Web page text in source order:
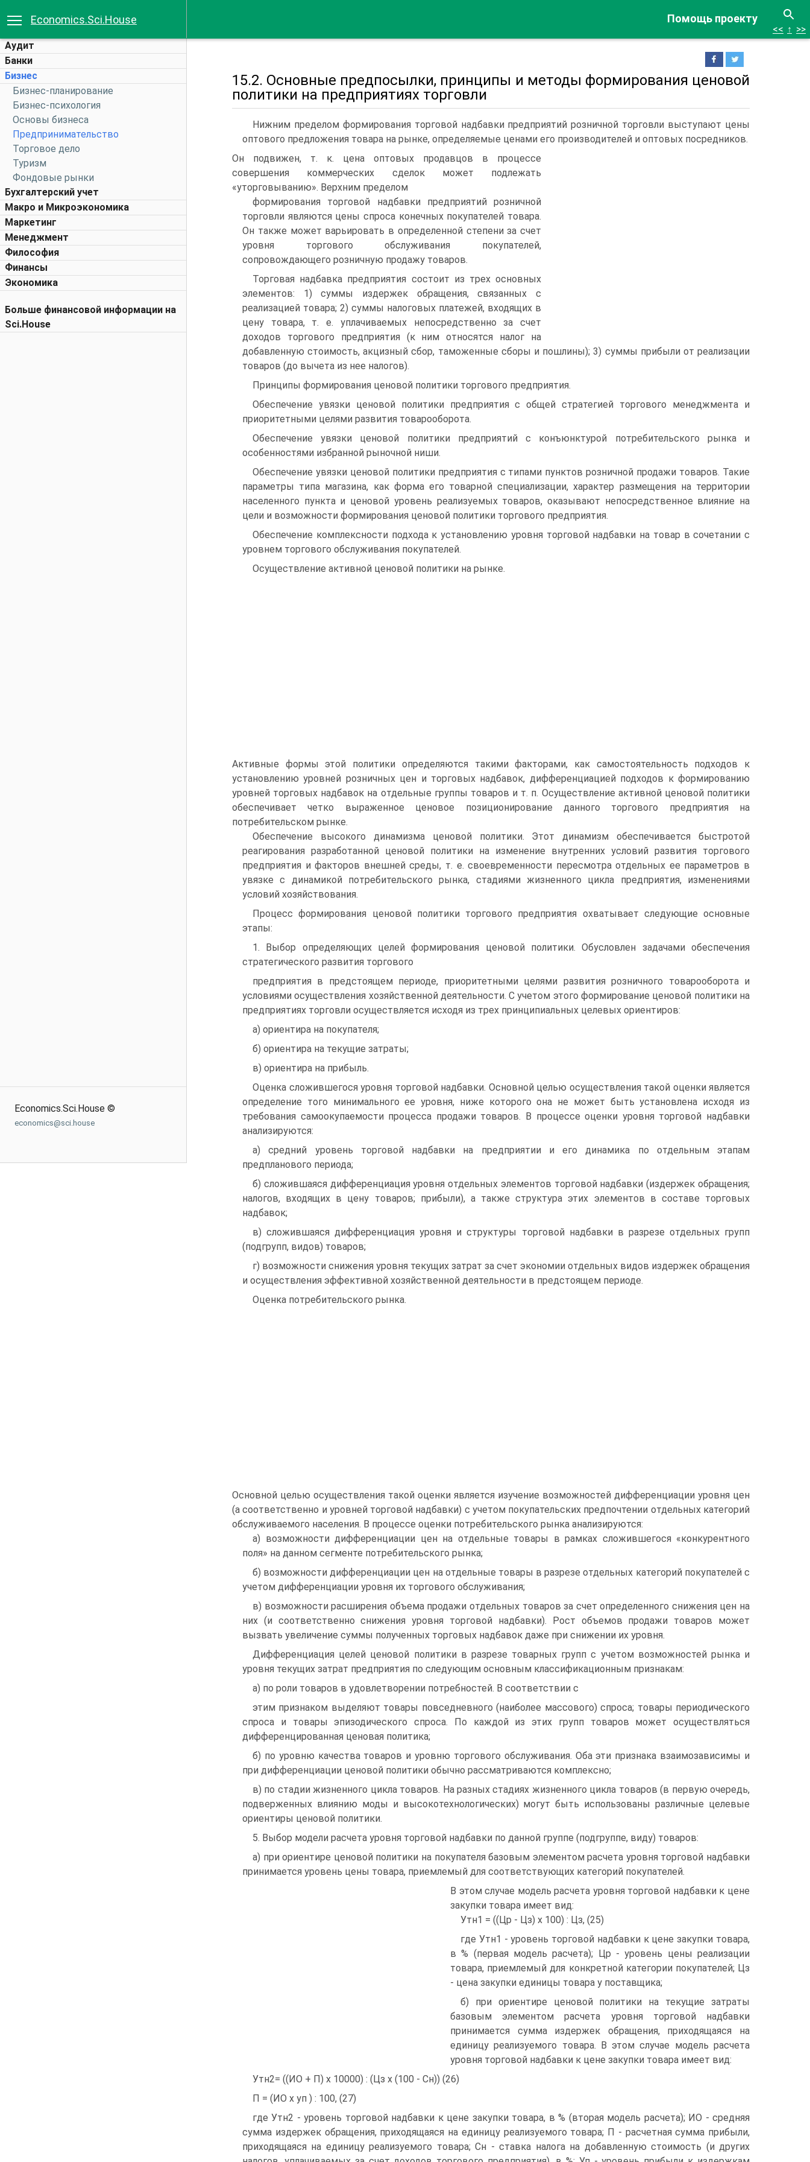
Помощь проекту
Economics.Sci.House
Аудит
Банки
Бизнес
Бизнес-планирование
Бизнес-психология
Основы бизнеса
Предпринимательство
Торговое дело
Туризм
Фондовые рынки
Бухгалтерский учет
Макро и Микроэкономика
Маркетинг
Менеджмент
Философия
Финансы
Экономика
Больше финансовой информации на
Sci.House
Economics.Sci.House ©
economics@sci.house
<< ↑ >>
15.2. Основные предпосылки, принципы и методы формирования ценовой
политики на предприятиях торговли
Нижним пределом формирования торговой надбавки предприятий розничной торговли выступают цены
оптового предложения товара на рынке, определяемые ценами его производителей и оптовых посредников.
Он подвижен, т. к. цена оптовых продавцов в процессе
совершения коммерческих сделок может подлежать
«уторговыванию». Верхним пределом
формирования торговой надбавки предприятий розничной
торговли являются цены спроса конечных покупателей товара.
Он также может варьировать в определенной степени за счет
уровня торгового обслуживания покупателей,
сопровождающего розничную продажу товаров.
Торговая надбавка предприятия состоит из трех основных
элементов: 1) суммы издержек обращения, связанных с
реализацией товара; 2) суммы налоговых платежей, входящих в
цену товара, т. е. уплачиваемых непосредственно за счет
доходов торгового предприятия (к ним относятся налог на
добавленную стоимость, акцизный сбор, таможенные сборы и пошлины); 3) суммы прибыли от реализации
товаров (до вычета из нее налогов).
Принципы формирования ценовой политики торгового предприятия.
Обеспечение увязки ценовой политики предприятия с общей стратегией торгового менеджмента и
приоритетными целями развития товарооборота.
Обеспечение увязки ценовой политики предприятий с конъюнктурой потребительского рынка и
особенностями избранной рыночной ниши.
Обеспечение увязки ценовой политики предприятия с типами пунктов розничной продажи товаров. Такие
параметры типа магазина, как форма его товарной специализации, характер размещения на территории
населенного пункта и ценовой уровень реализуемых товаров, оказывают непосредственное влияние на
цели и возможности формирования ценовой политики торгового предприятия.
Обеспечение комплексности подхода к установлению уровня торговой надбавки на товар в сочетании с
уровнем торгового обслуживания покупателей.
Осуществление активной ценовой политики на рынке.
Активные формы этой политики определяются такими факторами, как самостоятельность подходов к
установлению уровней розничных цен и торговых надбавок, дифференциацией подходов к формированию
уровней торговых надбавок на отдельные группы товаров и т. п. Осуществление активной ценовой политики
обеспечивает четко выраженное ценовое позиционирование данного торгового предприятия на
потребительском рынке.
Обеспечение высокого динамизма ценовой политики. Этот динамизм обеспечивается быстротой
реагирования разработанной ценовой политики на изменение внутренних условий развития торгового
предприятия и факторов внешней среды, т. е. своевременности пересмотра отдельных ее параметров в
увязке с динамикой потребительского рынка, стадиями жизненного цикла предприятия, изменениями
условий хозяйствования.
Процесс формирования ценовой политики торгового предприятия охватывает следующие основные
этапы:
1. Выбор определяющих целей формирования ценовой политики. Обусловлен задачами обеспечения
стратегического развития торгового
предприятия в предстоящем периоде, приоритетными целями развития розничного товарооборота и
условиями осуществления хозяйственной деятельности. С учетом этого формирование ценовой политики на
предприятиях торговли осуществляется исходя из трех принципиальных целевых ориентиров:
а) ориентира на покупателя;
б) ориентира на текущие затраты;
в) ориентира на прибыль.
Оценка сложившегося уровня торговой надбавки. Основной целью осуществления такой оценки является
определение того минимального ее уровня, ниже которого она не может быть установлена исходя из
требования самоокупаемости процесса продажи товаров. В процессе оценки уровня торговой надбавки
анализируются:
а) средний уровень торговой надбавки на предприятии и его динамика по отдельным этапам
предпланового периода;
б) сложившаяся дифференциация уровня отдельных элементов торговой надбавки (издержек обращения;
налогов, входящих в цену товаров; прибыли), а также структура этих элементов в составе торговых
надбавок;
в) сложившаяся дифференциация уровня и структуры торговой надбавки в разрезе отдельных групп
(подгрупп, видов) товаров;
г) возможности снижения уровня текущих затрат за счет экономии отдельных видов издержек обращения
и осуществления эффективной хозяйственной деятельности в предстоящем периоде.
Оценка потребительского рынка.
Основной целью осуществления такой оценки является изучение возможностей дифференциации уровня цен
(а соответственно и уровней торговой надбавки) с учетом покупательских предпочтении отдельных категорий
обслуживаемого населения. В процессе оценки потребительского рынка анализируются:
а) возможности дифференциации цен на отдельные товары в рамках сложившегося «конкурентного
поля» на данном сегменте потребительского рынка;
б) возможности дифференциации цен на отдельные товары в разрезе отдельных категорий покупателей с
учетом дифференциации уровня их торгового обслуживания;
в) возможности расширения объема продажи отдельных товаров за счет определенного снижения цен на
них (и соответственно снижения уровня торговой надбавки). Рост объемов продажи товаров может
вызвать увеличение суммы полученных торговых надбавок даже при снижении их уровня.
Дифференциация целей ценовой политики в разрезе товарных групп с учетом возможностей рынка и
уровня текущих затрат предприятия по следующим основным классификационным признакам:
а) по роли товаров в удовлетворении потребностей. В соответствии с
этим признаком выделяют товары повседневного (наиболее массового) спроса; товары периодического
спроса и товары эпизодического спроса. По каждой из этих групп товаров может осуществляться
дифференцированная ценовая политика;
б) по уровню качества товаров и уровню торгового обслуживания. Оба эти признака взаимозависимы и
при дифференциации ценовой политики обычно рассматриваются комплексно;
в) по стадии жизненного цикла товаров. На разных стадиях жизненного цикла товаров (в первую очередь,
подверженных влиянию моды и высокотехнологических) могут быть использованы различные целевые
ориентиры ценовой политики.
5. Выбор модели расчета уровня торговой надбавки по данной группе (подгруппе, виду) товаров:
а) при ориентире ценовой политики на покупателя базовым элементом расчета уровня торговой надбавки
принимается уровень цены товара, приемлемый для соответствующих категорий покупателей.
В этом случае модель расчета уровня торговой надбавки к цене
закупки товара имеет вид:
Утн1 = ((Цр - Цз) х 100) : Цз, (25)
где Утн1 - уровень торговой надбавки к цене закупки товара,
в % (первая модель расчета); Цр - уровень цены реализации
товара, приемлемый для конкретной категории покупателей; Цз
- цена закупки единицы товара у поставщика;
б) при ориентире ценовой политики на текущие затраты
базовым элементом расчета уровня торговой надбавки
принимается сумма издержек обращения, приходящаяся на
единицу реализуемого товара. В этом случае модель расчета
уровня торговой надбавки к цене закупки товара имеет вид:
Утн2= ((ИО + П) х 10000) : (Цз х (100 - Сн)) (26)
П = (ИО х уп ) : 100, (27)
где Утн2 - уровень торговой надбавки к цене закупки товара, в % (вторая модель расчета); ИО - средняя
сумма издержек обращения, приходящаяся на единицу реализуемого товара; П - расчетная сумма прибыли,
приходящаяся на единицу реализуемого товара; Сн - ставка налога на добавленную стоимость (и других